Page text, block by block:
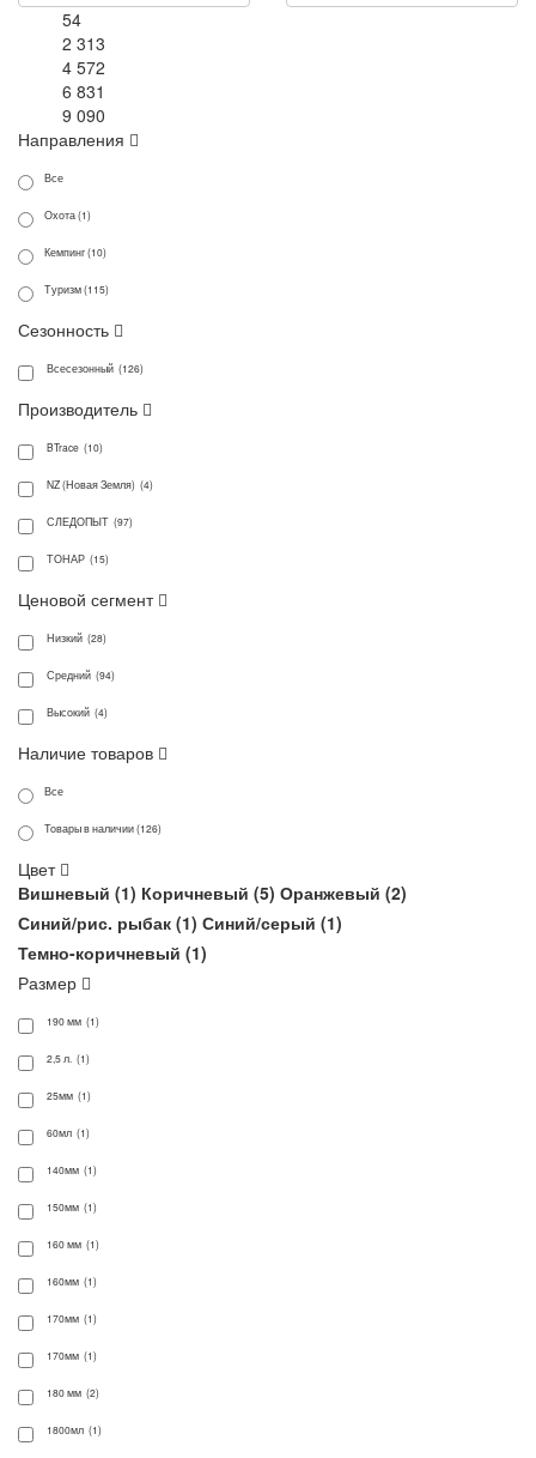
54
2 313
4 572
6 831
9 090
Направления
Все
Охота (1)
Кемпинг (10)
Туризм (115)
Сезонность
Всесезонный (126)
Производитель
BTrace (10)
NZ (Новая Земля) (4)
СЛЕДОПЫТ (97)
ТОНАР (15)
Ценовой сегмент
Низкий (28)
Средний (94)
Высокий (4)
Наличие товаров
Все
Товары в наличии (126)
Цвет
Вишневый (1) Коричневый (5) Оранжевый (2)
Синий/рис. рыбак (1) Синий/серый (1)
Темно-коричневый (1)
Размер
190 мм (1)
2,5 л. (1)
25мм (1)
60мл (1)
140мм (1)
150мм (1)
160 мм (1)
160мм (1)
170мм (1)
170мм (1)
180 мм (2)
1800мл (1)